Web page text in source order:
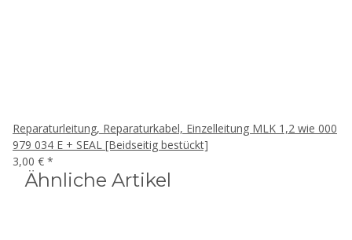
Reparaturleitung, Reparaturkabel, Einzelleitung MLK 1,2 wie 000
979 034 E + SEAL [Beidseitig bestückt]
3,00 € *
Ähnliche Artikel